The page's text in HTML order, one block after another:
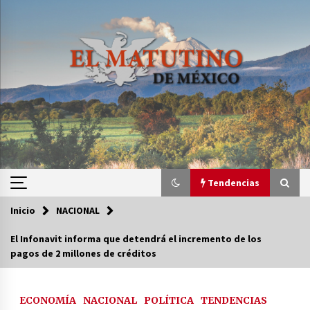
Tendencias
Tendencias
Inicio NACIONAL
El Infonavit informa que detendrá el incremento de los
pagos de 2 millones de créditos
ECONOMÍA NACIONAL POLÍTICA TENDENCIAS